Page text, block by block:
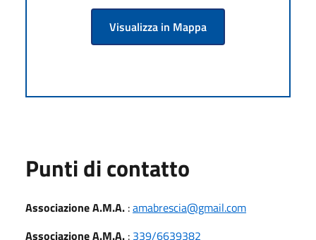
Visualizza in Mappa
Punti di contatto
Associazione A.M.A. :amabrescia@gmail.com
Associazione A.M.A. : 339/6639382